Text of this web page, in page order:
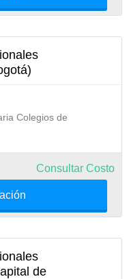
Colegios de
Consultar Costo
de